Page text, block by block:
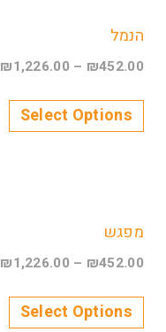
הנמל
₪452.00
–
₪1,226.00
Select Options
מפגש
₪452.00
–
₪1,226.00
Select Options